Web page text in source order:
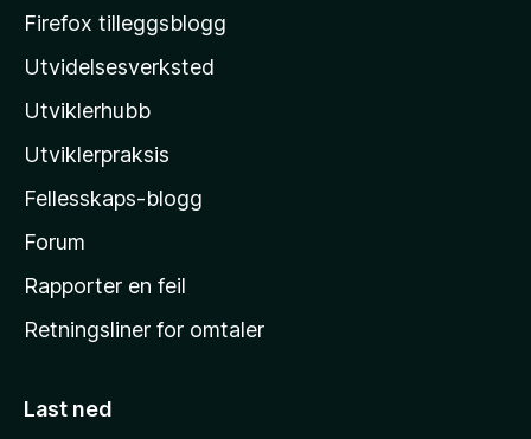
o
l
l
s
h
j
m
e
Firefox tilleggsblogg
Utvidelsesverksted
Utviklerhubb
Utviklerpraksis
Fellesskaps-blogg
Forum
Rapporter en feil
Retningsliner for omtaler
Last ned